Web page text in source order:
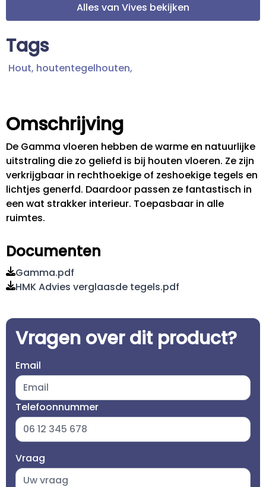
Alles van Vives bekijken
Tags
Hout, houtentegelhouten,
Omschrijving
De Gamma vloeren hebben de warme en natuurlijke
uitstraling die zo geliefd is bij houten vloeren. Ze zijn
verkrijgbaar in rechthoekige of zeshoekige tegels en
lichtjes generfd. Daardoor passen ze fantastisch in
een wat strakker interieur. Toepasbaar in alle
ruimtes.
Documenten
Gamma.pdf
HMK Advies verglaasde tegels.pdf
Vragen over dit product?
Email
Telefoonnummer
Vraag